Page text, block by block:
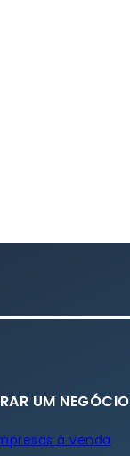
UM NEGÓCIO
à venda